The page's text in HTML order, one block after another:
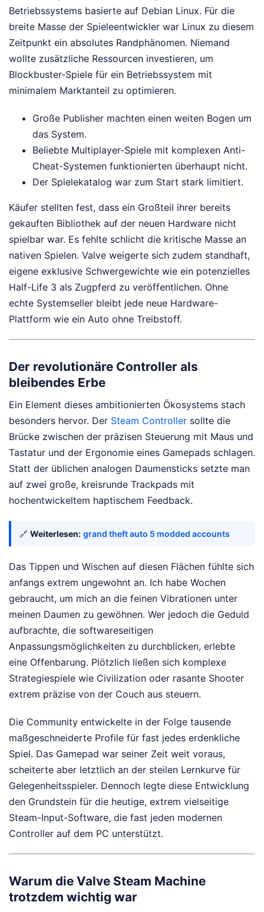
Betriebssystems basierte auf Debian Linux. Für die
breite Masse der Spieleentwickler war Linux zu diesem
Zeitpunkt ein absolutes Randphänomen. Niemand
wollte zusätzliche Ressourcen investieren, um
Blockbuster-Spiele für ein Betriebssystem mit
minimalem Marktanteil zu optimieren.
Große Publisher machten einen weiten Bogen um
das System.
Beliebte Multiplayer-Spiele mit komplexen Anti-
Cheat-Systemen funktionierten überhaupt nicht.
Der Spielekatalog war zum Start stark limitiert.
Käufer stellten fest, dass ein Großteil ihrer bereits
gekauften Bibliothek auf der neuen Hardware nicht
spielbar war. Es fehlte schlicht die kritische Masse an
nativen Spielen. Valve weigerte sich zudem standhaft,
eigene exklusive Schwergewichte wie ein potenzielles
Half-Life 3 als Zugpferd zu veröffentlichen. Ohne
echte Systemseller bleibt jede neue Hardware-
Plattform wie ein Auto ohne Treibstoff.
Der revolutionäre Controller als
bleibendes Erbe
Ein Element dieses ambitionierten Ökosystems stach
besonders hervor. Der Steam Controller sollte die
Brücke zwischen der präzisen Steuerung mit Maus und
Tastatur und der Ergonomie eines Gamepads schlagen.
Statt der üblichen analogen Daumensticks setzte man
auf zwei große, kreisrunde Trackpads mit
hochentwickeltem haptischem Feedback.
🔗 Weiterlesen: grand theft auto 5 modded accounts
Das Tippen und Wischen auf diesen Flächen fühlte sich
anfangs extrem ungewohnt an. Ich habe Wochen
gebraucht, um mich an die feinen Vibrationen unter
meinen Daumen zu gewöhnen. Wer jedoch die Geduld
aufbrachte, die softwareseitigen
Anpassungsmöglichkeiten zu durchblicken, erlebte
eine Offenbarung. Plötzlich ließen sich komplexe
Strategiespiele wie Civilization oder rasante Shooter
extrem präzise von der Couch aus steuern.
Die Community entwickelte in der Folge tausende
maßgeschneiderte Profile für fast jedes erdenkliche
Spiel. Das Gamepad war seiner Zeit weit voraus,
scheiterte aber letztlich an der steilen Lernkurve für
Gelegenheitsspieler. Dennoch legte diese Entwicklung
den Grundstein für die heutige, extrem vielseitige
Steam-Input-Software, die fast jeden modernen
Controller auf dem PC unterstützt.
Warum die Valve Steam Machine
trotzdem wichtig war